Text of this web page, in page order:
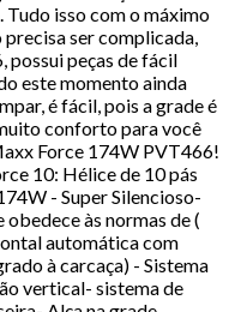
isso com o máximo
ser complicada,
possui peças de fácil
este momento ainda
é fácil, pois a grade é
conforto para você
Force 174W PVT466!
10: Hélice de 10 pás
- Super Silencioso-
obedece às normas de (
automática com
à carcaça) - Sistema
vertical- sistema de